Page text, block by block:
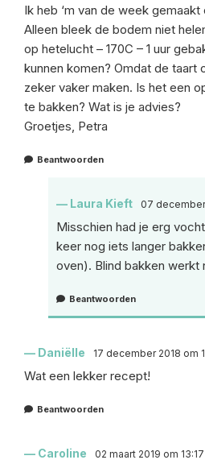
Ik heb ‘m van de week
Alleen bleek de bodem niet
op hetelucht – 170C – 1 uur
kunnen komen? Omdat de taart
zeker vaker maken. Is het een
te bakken? Wat is je advies?
Groetjes, Petra
Beantwoorden
Laura Kieft 07
Misschien had je erg
keer nog iets langer
oven). Blind bakken werkt
Beantwoorden
Daniëlle 17 december 2018 om
Wat een lekker recept!
Beantwoorden
Caroline 02 maart 2019 om 13:17